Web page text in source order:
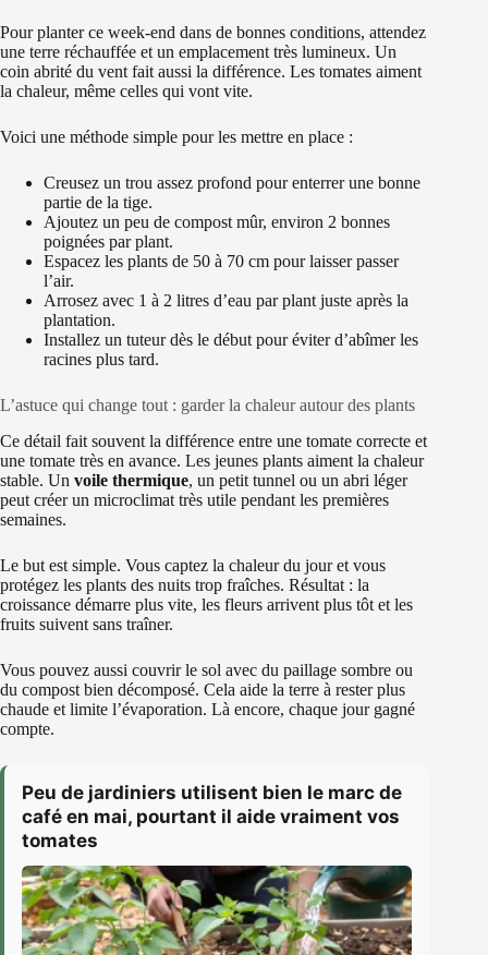
Pour planter ce week-end dans de bonnes conditions, attendez
une terre réchauffée et un emplacement très lumineux. Un
coin abrité du vent fait aussi la différence. Les tomates aiment
la chaleur, même celles qui vont vite.
Voici une méthode simple pour les mettre en place :
Creusez un trou assez profond pour enterrer une bonne
partie de la tige.
Ajoutez un peu de compost mûr, environ 2 bonnes
poignées par plant.
Espacez les plants de 50 à 70 cm pour laisser passer
l’air.
Arrosez avec 1 à 2 litres d’eau par plant juste après la
plantation.
Installez un tuteur dès le début pour éviter d’abîmer les
racines plus tard.
L’astuce qui change tout : garder la chaleur autour des plants
Ce détail fait souvent la différence entre une tomate correcte et
une tomate très en avance. Les jeunes plants aiment la chaleur
stable. Un voile thermique, un petit tunnel ou un abri léger
peut créer un microclimat très utile pendant les premières
semaines.
Le but est simple. Vous captez la chaleur du jour et vous
protégez les plants des nuits trop fraîches. Résultat : la
croissance démarre plus vite, les fleurs arrivent plus tôt et les
fruits suivent sans traîner.
Vous pouvez aussi couvrir le sol avec du paillage sombre ou
du compost bien décomposé. Cela aide la terre à rester plus
chaude et limite l’évaporation. Là encore, chaque jour gagné
compte.
Peu de jardiniers utilisent bien le marc de
café en mai, pourtant il aide vraiment vos
tomates